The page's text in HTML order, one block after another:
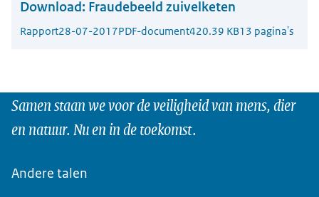
Download: Fraudebeeld zuivelketen
Rapport28-07-2017PDF-document420.39 KB13 pagina's
Samen staan we voor de veiligheid van mens, dier
en natuur. Nu en in de toekomst.
Andere talen